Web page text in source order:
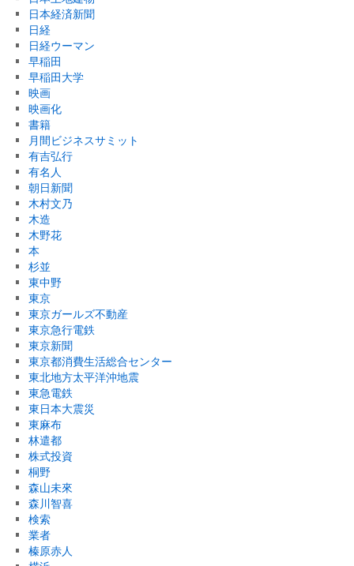
日本経済新聞
日経
日経ウーマン
早稲田
早稲田大学
映画
映画化
書籍
月間ビジネスサミット
有吉弘行
有名人
朝日新聞
木村文乃
木造
木野花
本
杉並
東中野
東京
東京ガールズ不動産
東京急行電鉄
東京新聞
東京都消費生活総合センター
東北地方太平洋沖地震
東急電鉄
東日本大震災
東麻布
林遣都
株式投資
桐野
森山未來
森川智喜
検索
業者
榛原赤人